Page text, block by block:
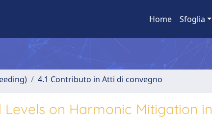
Home Sfoglia
4.1 Contributo in Atti di convegno
on Harmonic Mitigation in